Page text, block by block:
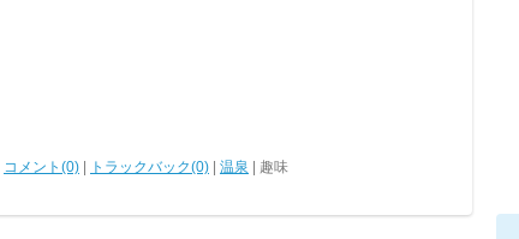
コメント(0) トラックバック(0) 温泉 | 趣味